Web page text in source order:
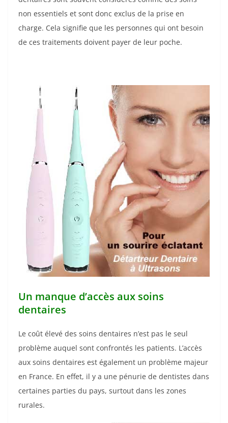
non essentiels et sont donc exclus de la prise en
charge. Cela signifie que les personnes qui ont besoin
de ces traitements doivent payer de leur poche.
Un manque d’accès aux soins
dentaires
Le coût élevé des soins dentaires n’est pas le seul
problème auquel sont confrontés les patients. L’accès
aux soins dentaires est également un problème majeur
en France. En effet, il y a une pénurie de dentistes dans
certaines parties du pays, surtout dans les zones
rurales.